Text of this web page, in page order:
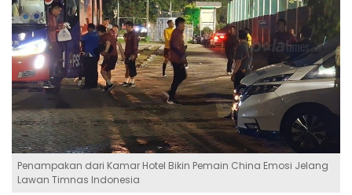
Penampakan dari Kamar Hotel Bikin Pemain China Emosi Jelang
Lawan Timnas Indonesia